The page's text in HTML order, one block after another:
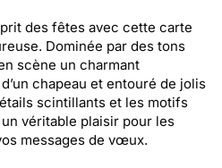
des fêtes avec cette carte
Dominée par des tons
scène un charmant
chapeau et entouré de jolis
scintillants et les motifs
véritable plaisir pour les
messages de vœux.